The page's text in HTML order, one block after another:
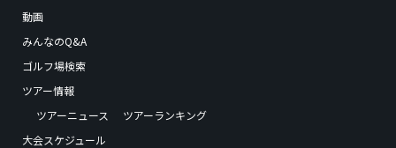
動画
みんなのQ&A
ゴルフ場検索
ツアー情報
ツアーニュース
ツアーランキング
大会スケジュール